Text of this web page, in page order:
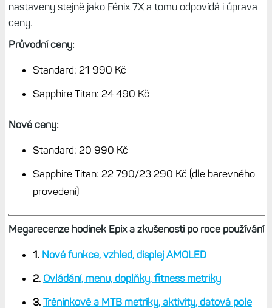
nastaveny stejně jako Fénix 7X a tomu odpovídá i úprava
ceny.
Průvodní ceny:
Standard: 21 990 Kč
Sapphire Titan: 24 490 Kč
Nové ceny:
Standard: 20 990 Kč
Sapphire Titan: 22 790/23 290 Kč (dle barevného
provedení)
Megarecenze hodinek Epix a zkušenosti po roce používání
1. Nové funkce, vzhled, displej AMOLED
2. Ovládání, menu, doplňky, fitness metriky
3. Tréninkové a MTB metriky, aktivity, datová pole